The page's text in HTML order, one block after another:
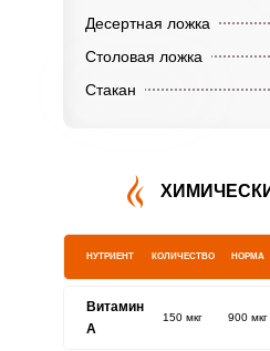
Десертная ложка
Столовая ложка
Стакан
НУТРИЕНТ КОЛИЧЕСТВО НОРМА
Витамин
A
150 мкг 900 мкг